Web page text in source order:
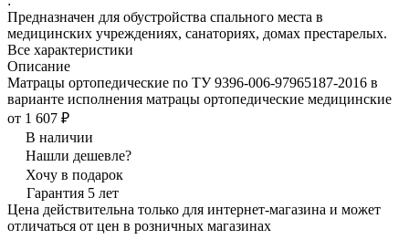
Предназначен для обустройства спального места в
медицинских учреждениях, санаториях, домах престарелых.
Все характеристики
Описание
Матрацы ортопедические по ТУ 9396-006-97965187-2016 в
варианте исполнения матрацы ортопедические медицинские
от 1 607 ₽
В наличии
Нашли дешевле?
Хочу в подарок
Гарантия 5 лет
Цена действительна только для интернет-магазина и может
отличаться от цен в розничных магазинах